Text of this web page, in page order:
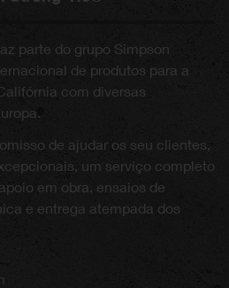
parte do grupo Simpson
de produtos para a
com diversas
de ajudar os seu clientes,
um serviço completo
em obra, ensaios de
e entrega atempada dos